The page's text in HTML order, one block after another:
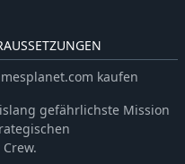
kaufen
gefährlichste Mission